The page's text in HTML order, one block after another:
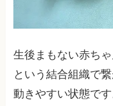
生後まもない赤ち
という結合組織で
動きやすい状態で